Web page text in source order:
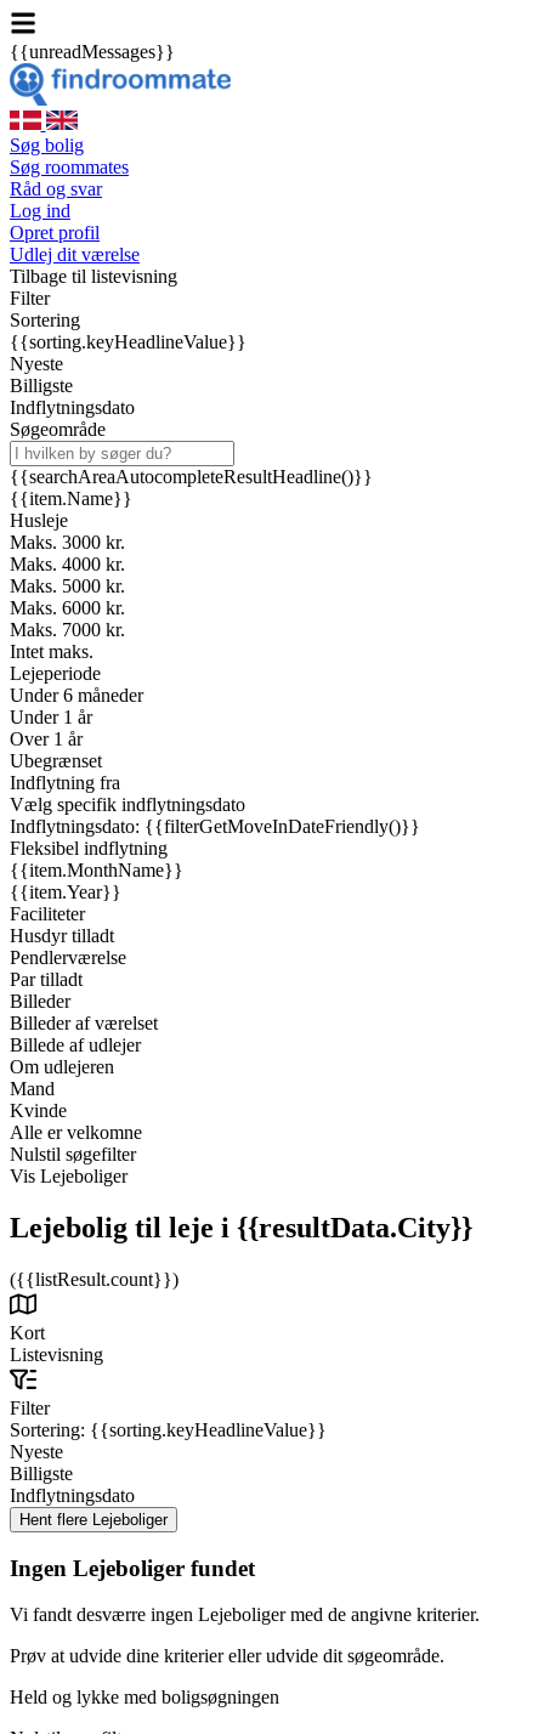
{{unreadMessages}}
Søg bolig
Søg roommates
Råd og svar
Log ind
Opret profil
Udlej dit værelse
Tilbage til listevisning
Filter
Sortering
{{sorting.keyHeadlineValue}}
Nyeste
Billigste
Indflytningsdato
Søgeområde
{{searchAreaAutocompleteResultHeadline()}}
{{item.Name}}
Husleje
Maks. 3000 kr.
Maks. 4000 kr.
Maks. 5000 kr.
Maks. 6000 kr.
Maks. 7000 kr.
Intet maks.
Lejeperiode
Under 6 måneder
Under 1 år
Over 1 år
Ubegrænset
Indflytning fra
Vælg specifik indflytningsdato
Indflytningsdato: {{filterGetMoveInDateFriendly()}}
Fleksibel indflytning
{{item.MonthName}}
{{item.Year}}
Faciliteter
Husdyr tilladt
Pendlerværelse
Par tilladt
Billeder
Billeder af værelset
Billede af udlejer
Om udlejeren
Mand
Kvinde
Alle er velkomne
Nulstil søgefilter
Vis Lejeboliger
Lejebolig til leje i {{resultData.City}}
({{listResult.count}})
Kort
Listevisning
Filter
Sortering: {{sorting.keyHeadlineValue}}
Nyeste
Billigste
Indflytningsdato
Ingen Lejeboliger fundet
Vi fandt desværre ingen Lejeboliger med de angivne kriterier.
Prøv at udvide dine kriterier eller udvide dit søgeområde.
Held og lykke med boligsøgningen